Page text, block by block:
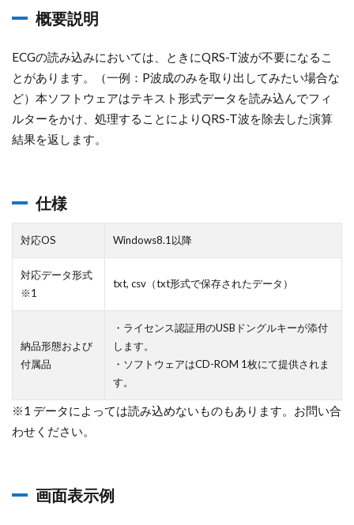
概要説明
ECGの読み込みにおいては、ときにQRS-T波が不要になるこ
とがあります。（一例：P波成のみを取り出してみたい場合な
ど）本ソフトウェアはテキスト形式データを読み込んでフィ
ルターをかけ、処理することによりQRS-T波を除去した演算
結果を返します。
仕様
対応OS Windows8.1以降
対応データ形式
※1
txt, csv（txt形式で保存されたデータ）
納品形態および
付属品
・ライセンス認証用のUSBドングルキーが添付
します。
・ソフトウェアはCD-ROM 1枚にて提供されま
す。
※1 データによっては読み込めないものもあります。お問い合
わせください。
画面表示例